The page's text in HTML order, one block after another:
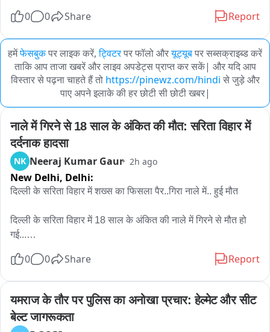
0
0 Share Report
हमेंफेसबुकपर लाइक करें, ट्विटरपर फॉलो औरयूट्यूबपर सब्सक्राइब्ड करें
ताकि आप ताजा खबरें और लाइव अपडेट्स प्राप्त कर सकें| और यदि आप
विस्तार से पढ़ना चाहते हैं तो https://pinewz.com/hindi से जुड़े और
पाए अपने इलाके की हर छोटी सी छोटी खबर|
नाले में गिरने से 18 साल के अंकित की मौत: सरिता विहार में
दर्दनाक हादसा
NK Neeraj Kumar Gaur 2h ago
New Delhi, Delhi:
दिल्ली के सरिता विहार में शख्स का फिसला पैर..गिरा नाले में.. हुई मौत
दिल्ली के सरिता विहार में 18 साल के अंकित की नाले में गिरने से मौत हो
गई...
जा रहा था..तभी नाले की पुलिया को क्रोस करने के बाद.. पानी का फ्लो
वो नाले में पानी के बहाव के साथ बह गया..
0 0 Share Report
यमराज के तौर पर पुलिस का अनोखा प्रचार: हेल्मेट और सीट
बेल्ट जागरूकता